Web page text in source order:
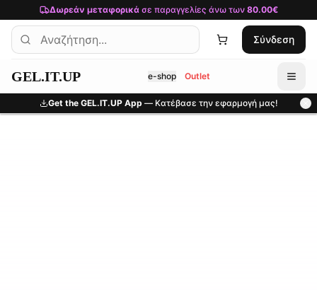
Μετάβαση στο κύριο περιεχόμενο
Δωρεάν μεταφορικάσε παραγγελίες άνω των 80.00€
Σύνδεση
GEL.IT.UP e-shop Outlet
Get the GEL.IT.UP App — Κατέβασε την εφαρμογή μας!